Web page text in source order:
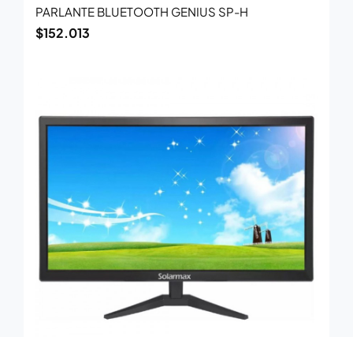
PARLANTE BLUETOOTH GENIUS SP-H
$152.013